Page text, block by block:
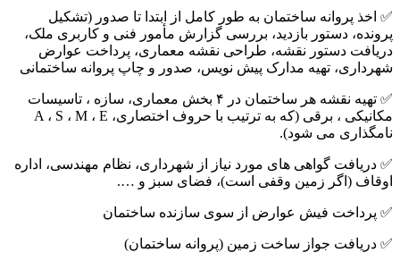
✅ اخذ پروانه ساختمان به طور کامل از ابتدا تا صدور (تشکیل
پرونده، دستور بازدید، بررسی گزارش مأمور فنی و کاربری ملک،
دریافت دستور نقشه، طراحی نقشه معماری، پرداخت عوارض
شهرداری، تهیه مدارک پیش نویس، صدور و چاپ پروانه ساختمانی
✅ تهیه نقشه هر ساختمان در ۴ بخش معماری، سازه ، تاسیسات
مکانیکی ، برقی (که به ترتیب با حروف اختصاری، A ، S ، M ، E
نامگذاری می شود).
✅ دریافت گواهی های مورد نیاز از شهرداری، نظام مهندسی، اداره
اوقاف (اگر زمین وقفی است)، فضای سبز و ….
✅ پرداخت فیش عوارض از سوی سازنده ساختمان
✅ دریافت جواز ساخت زمین (پروانه ساختمان)